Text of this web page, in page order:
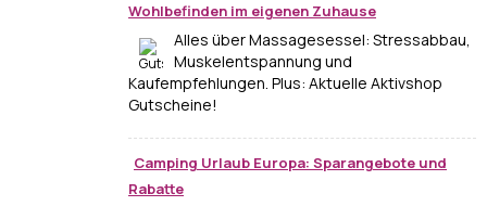
Wohlbefinden im eigenen Zuhause
Alles über Massagesessel: Stressabbau,
Muskelentspannung und
Kaufempfehlungen. Plus: Aktuelle Aktivshop
Gutscheine!
Camping Urlaub Europa: Sparangebote und
Rabatte